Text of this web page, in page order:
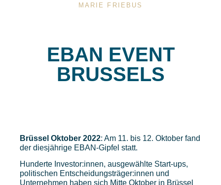
MARIE FRIEBUS
EBAN EVENT
BRUSSELS
Brüssel Oktober 2022: Am 11. bis 12. Oktober fand
der diesjährige EBAN-Gipfel statt.
Hunderte Investor:innen, ausgewählte Start-ups,
politischen Entscheidungsträger:innen und
Unternehmen haben sich Mitte Oktober in Brüssel